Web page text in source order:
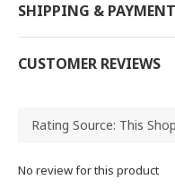
SHIPPING & PAYMENT
CUSTOMER REVIEWS
No review for this product